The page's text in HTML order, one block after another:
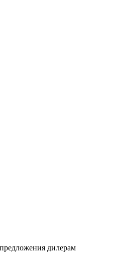
дилерам